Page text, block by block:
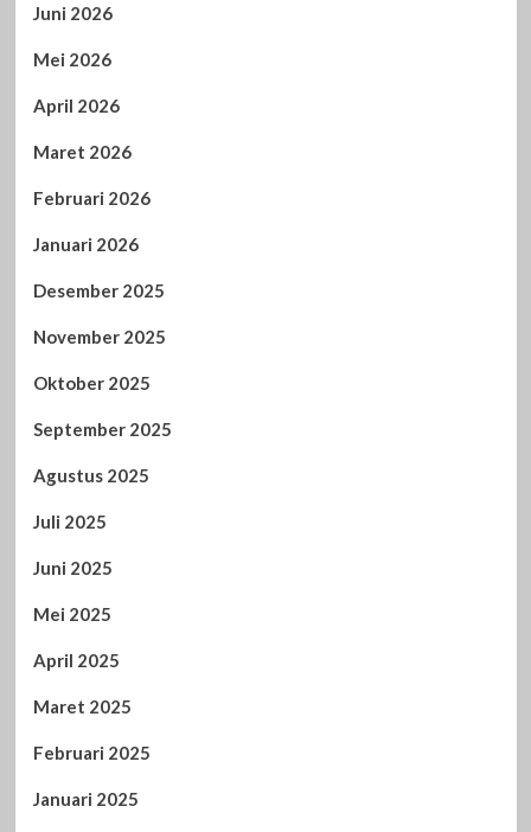
Juni 2026
Mei 2026
April 2026
Maret 2026
Februari 2026
Januari 2026
Desember 2025
November 2025
Oktober 2025
September 2025
Agustus 2025
Juli 2025
Juni 2025
Mei 2025
April 2025
Maret 2025
Februari 2025
Januari 2025